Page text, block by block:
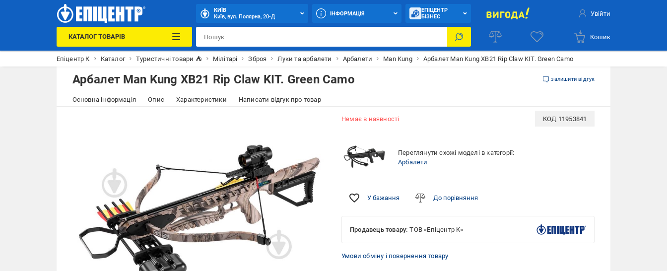
КИЇВ
Київ, вул. Полярна, 20-Д
ІНФОРМАЦІЯ
ЕПІЦЕНТР
БІЗНЕС
Увійти
КАТАЛОГ ТОВАРІВ Кошик
Епіцентр К Каталог Туристичні товари ⛺ Мілітарі Зброя Луки та арбалети Арбалети Man Kung Арбалет Man Kung XB21 Rip Claw KIT. Green Camo
Арбалет Man Kung XB21 Rip Claw KIT. Green Camo залишити відгук
Основна інформація Опис Характеристики Написати відгук про товар
Немає в наявності КОД 11953841
Переглянути схожі моделі в категорії:
Арбалети
У бажання До порівняння
Продавець товару: ТОВ «Епіцентр К»
Умови обміну і повернення товару